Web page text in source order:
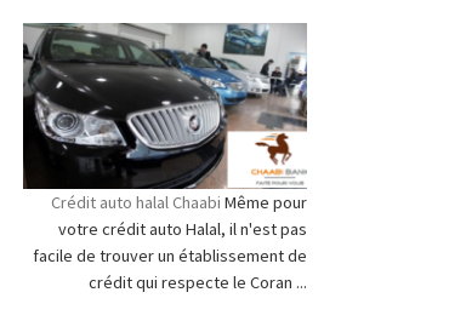
Crédit auto halal Chaabi Même pour
votre crédit auto Halal, il n'est pas
facile de trouver un établissement de
crédit qui respecte le Coran ...